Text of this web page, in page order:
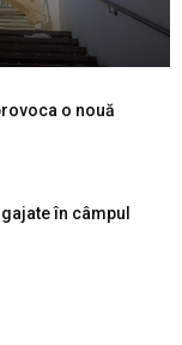
o nouă
în câmpul